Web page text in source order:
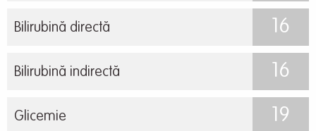
Bilirubină directă 16
Bilirubină indirectă 16
Glicemie 19